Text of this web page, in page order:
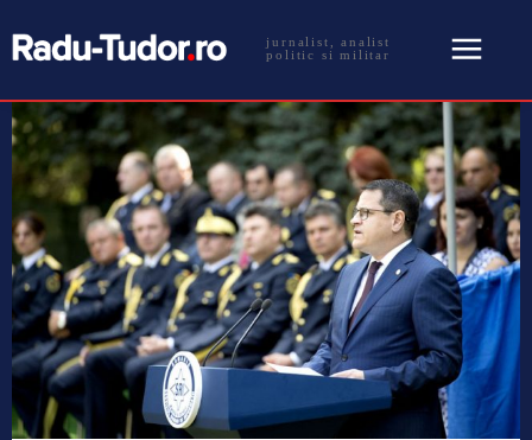
jurnalist, analist
politic si militar